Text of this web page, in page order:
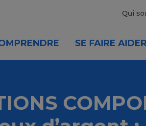
Qui
SE FAIRE AIDER